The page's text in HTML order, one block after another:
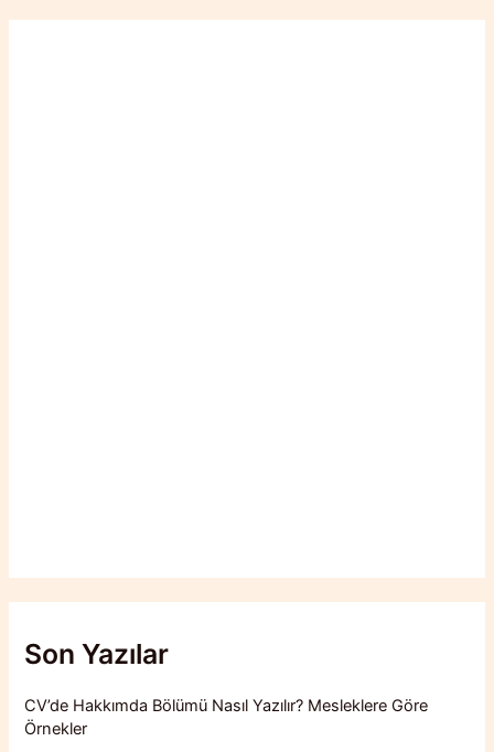
Son Yazılar
CV’de Hakkımda Bölümü Nasıl Yazılır? Mesleklere Göre
Örnekler